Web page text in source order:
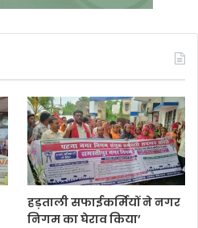
हड़ताली सफाईकर्मियों ने नगर
निगम का घेराव किया’